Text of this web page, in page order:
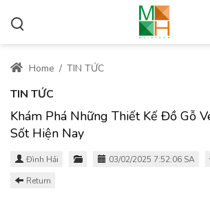
Home / TIN TỨC
TIN TỨC
Khám Phá Những Thiết Kế Đồ Gỗ
Sốt Hiện Nay
Đình Hải 03/02/2025 7:52:06 SA
Return